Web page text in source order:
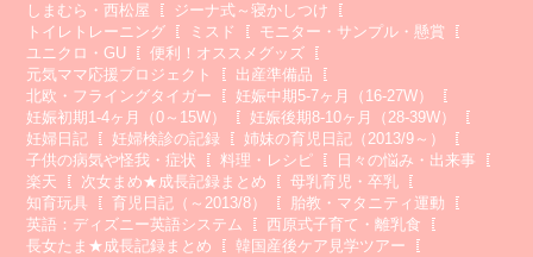
しまむら・西松屋
ジーナ式～寝かしつけ
トイレトレーニング
ミスド
モニター・サンプル・懸賞
ユニクロ・GU
便利！オススメグッズ
元気ママ応援プロジェクト
出産準備品
北欧・フライングタイガー
妊娠中期5-7ヶ月（16-27W）
妊娠初期1-4ヶ月（0～15W）
妊娠後期8-10ヶ月（28-39W）
妊婦日記
妊婦検診の記録
姉妹の育児日記（2013/9～）
子供の病気や怪我・症状
料理・レシピ
日々の悩み・出来事
楽天
次女まめ★成長記録まとめ
母乳育児・卒乳
知育玩具
育児日記（～2013/8）
胎教・マタニティ運動
英語：ディズニー英語システム
西原式子育て・離乳食
長女たま★成長記録まとめ
韓国産後ケア見学ツアー